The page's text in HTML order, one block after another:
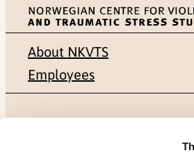
About NKVTS
Employees